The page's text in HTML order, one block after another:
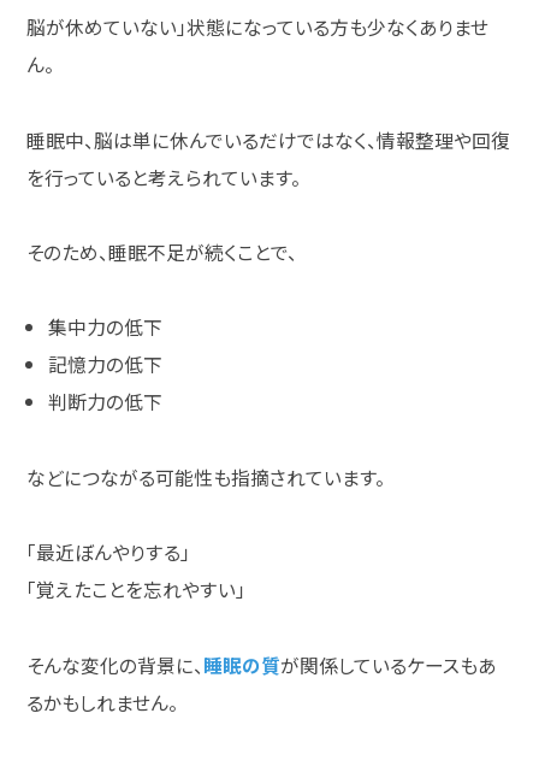
脳が休めていない」状態になっている方も少なくありませ
ん。
睡眠中、脳は単に休んでいるだけではなく、情報整理や回復
を行っていると考えられています。
そのため、睡眠不足が続くことで、
集中力の低下
記憶力の低下
判断力の低下
などにつながる可能性も指摘されています。
「最近ぼんやりする」
「覚えたことを忘れやすい」
そんな変化の背景に、 睡眠の質が関係しているケースもあ
るかもしれません。